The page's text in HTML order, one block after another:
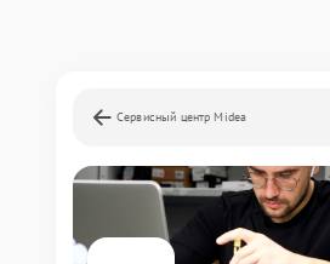
Сервисный центр Midea